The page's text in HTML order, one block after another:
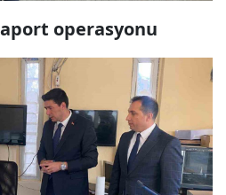
operasyonu